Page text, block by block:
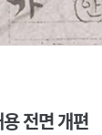
전면 개편